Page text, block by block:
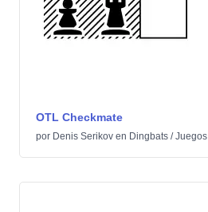
OTL Checkmate
por Denis Serikoven Dingbats/Juegos